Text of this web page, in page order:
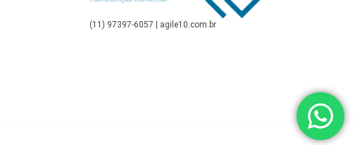
(11) 97397-6057 | agile10.com.br